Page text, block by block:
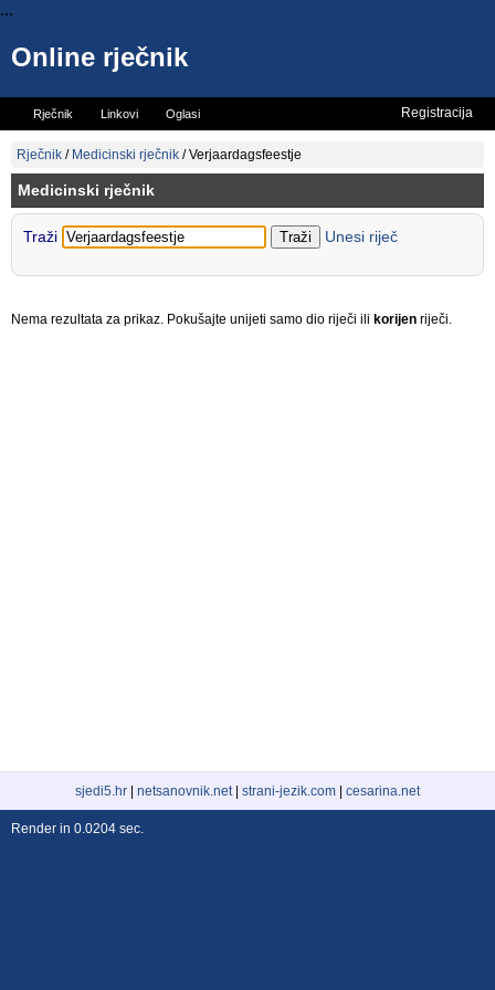
...
Online rječnik
Rječnik Linkovi Oglasi
Vicevi
Registracija
Rječnik / Medicinski rječnik /Verjaardagsfeestje
Medicinski rječnik
Traži Unesi riječ
Nema rezultata za prikaz. Pokušajte unijeti samo dio riječi ili korijen riječi.
sjedi5.hr netsanovnik.net| strani-jezik.com cesarina.net
Render in 0.0204 sec.